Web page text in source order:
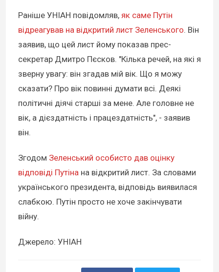
Раніше УНІАН повідомляв, як саме Путін
відреагував на відкритий лист Зеленського. Він
заявив, що цей лист йому показав прес-
секретар Дмитро Пєсков. "Кілька речей, на які я
зверну увагу: він згадав мій вік. Що я можу
сказати? Про вік повинні думати всі. Деякі
політичні діячі старші за мене. Але головне не
вік, а дієздатність і працездатність", - заявив
він.
Згодом Зеленський особисто дав оцінку
відповіді Путіна на відкритий лист. За словами
українського президента, відповідь виявилася
слабкою. Путін просто не хоче закінчувати
війну.
Джерело: УНІАН